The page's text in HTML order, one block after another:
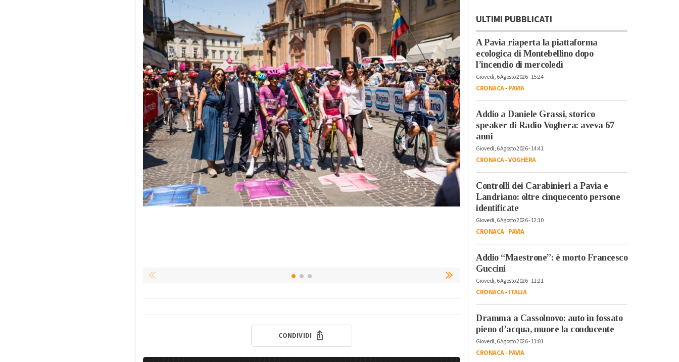
CONDIVIDI
ULTIMI PUBBLICATI
A Pavia riaperta la piattaforma
ecologica di Montebellino dopo
l’incendio di mercoledì
Giovedì, 6 Agosto 2026 - 15:24
CRONACA-PAVIA
Addio a Daniele Grassi, storico
speaker di Radio Voghera: aveva 67
anni
Giovedì, 6 Agosto 2026 - 14:41
CRONACA-VOGHERA
Controlli dei Carabinieri a Pavia e
Landriano: oltre cinquecento persone
identificate
Giovedì, 6 Agosto 2026 - 12:10
CRONACA-PAVIA
Addio “Maestrone”: è morto Francesco
Guccini
Giovedì, 6 Agosto 2026 - 11:21
CRONACA-ITALIA
Dramma a Cassolnovo: auto in fossato
pieno d’acqua, muore la conducente
Giovedì, 6 Agosto 2026 - 11:01
CRONACA-PAVIA